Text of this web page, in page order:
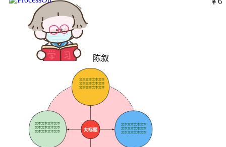
陈叙